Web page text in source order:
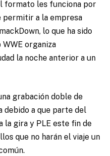
formato les funciona por
permitir a la empresa
lo que ha sido
organiza
la noche anterior a un
grabación doble de
debido a que parte del
la gira y PLE este fin de
que no harán el viaje un